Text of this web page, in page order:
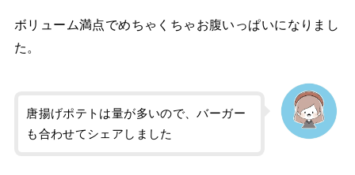
ボリューム満点でめちゃくちゃお腹いっぱいになりまし
た。
唐揚げポテトは量が多いので、バーガー
も合わせてシェアしました